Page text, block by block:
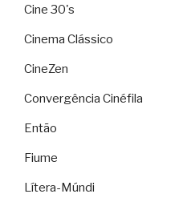
Cine 30's
Cinema Clássico
CineZen
Convergência Cinéfila
Então
Fiume
Lítera-Múndi